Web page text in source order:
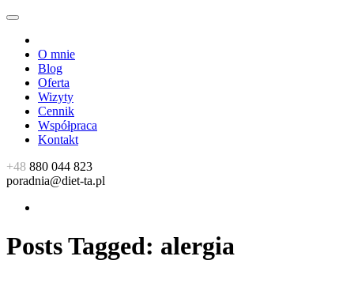
O mnie
Blog
Oferta
Wizyty
Cennik
Współpraca
Kontakt
+48 880 044 823
poradnia@diet-ta.pl
Posts Tagged: alergia